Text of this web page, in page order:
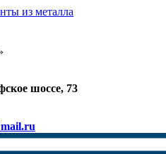
из металла
шоссе, 73